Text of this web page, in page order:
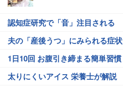
認知症研究で「音」注目される
夫の「産後うつ」にみられる症状
1日10回 お腹引き締まる簡単習慣
太りにくいアイス 栄養士が解説